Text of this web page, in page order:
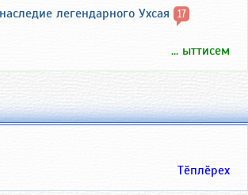
легендарного Ухсая 17
... ыттисем
Тӗплӗрех